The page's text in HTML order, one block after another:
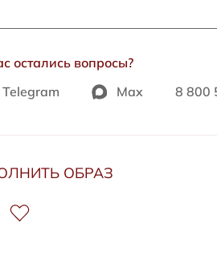
остались вопросы?
Telegram
Max 8 800
ОБРАЗ